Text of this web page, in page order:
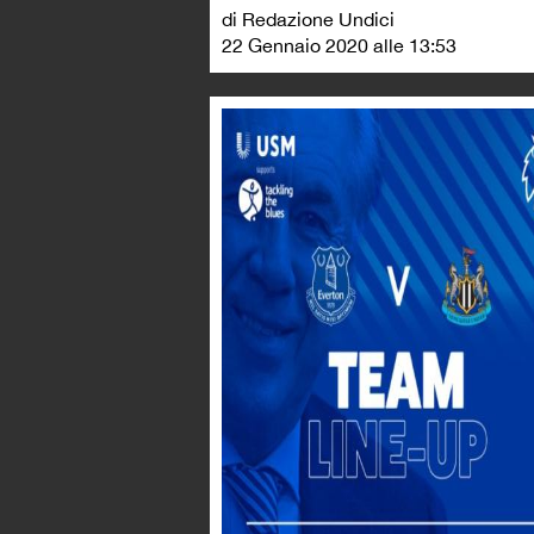
di Redazione Undici
22 Gennaio 2020 alle 13:53